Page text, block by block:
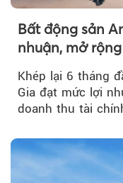
Bất động sản
nhuận, mở
Khép lại 6 tháng
Gia đạt mức lợi
doanh thu tài